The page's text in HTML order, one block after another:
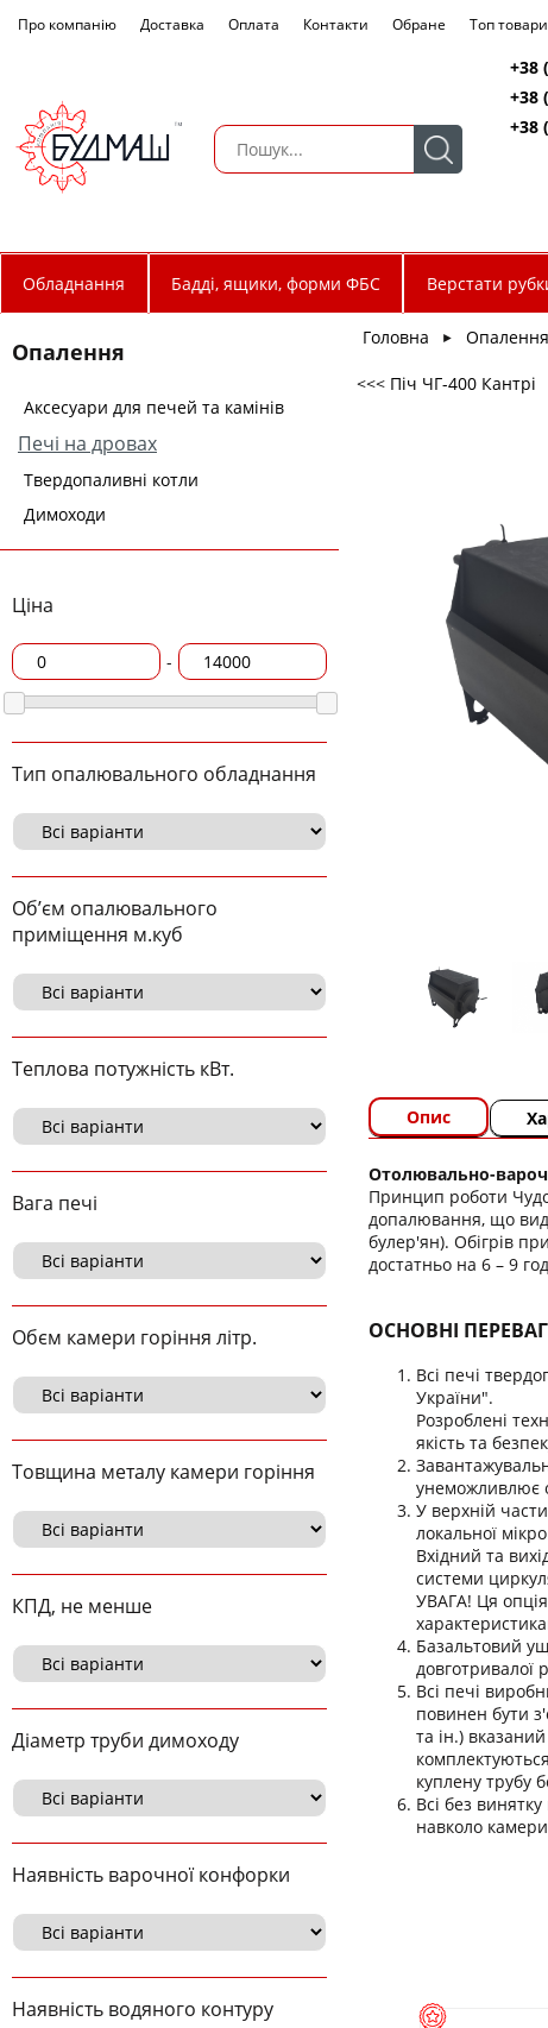
Про компанію Доставка Оплата Контакти Обране Топ товари
+38
+38
+38
Обладнання Бадді, ящики, форми ФБС Верстати
Опалення
Аксесуари для печей та камінів
Печі на дровах
Твердопаливні котли
Димоходи
Ціна
-
Тип опалювального обладнання
Об’єм опалювального
приміщення м.куб
Теплова потужність кВт.
Вага печі
Обєм камери горіння літр.
Товщина металу камери горіння
КПД, не менше
Діаметр труби димоходу
Наявність варочної конфорки
Наявність водяного контуру
Головна ► Опалення
<<< Піч ЧГ-400 Кантрі
Опис
Отолювально-
Принцип роботи
допалювання, що
булер'ян). Обігрів
достатньо на 6 – 9
ОСНОВНІ
Всі печі
України".
Розроблені
якість та
унеможливлює
У верхній
локальної
Вхідний та
системи
УВАГА! Ця
Базальтовий
довготривалої
Всі печі
повинен бути
та ін.)
куплену трубу
Всі без
навколо